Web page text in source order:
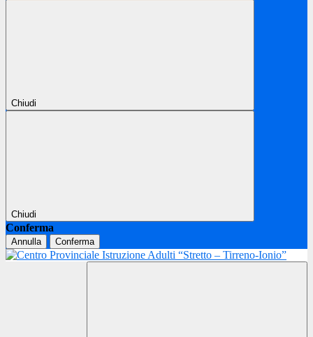
Chiudi
Chiudi
Conferma
Annulla Conferma